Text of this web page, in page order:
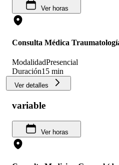
Ver horas
Consulta Médica
ModalidadPresencial
Duración15 min
Ver detalles
variable
Ver horas